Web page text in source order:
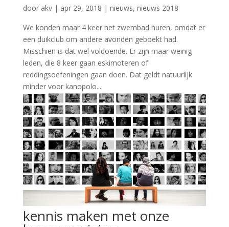
door akv| apr 29, 2018 | nieuws, nieuws 2018
We konden maar 4 keer het zwembad huren, omdat er
een duikclub om andere avonden geboekt had.
Misschien is dat wel voldoende. Er zijn maar weinig
leden, die 8 keer gaan eskimoteren of
reddingsoefeningen gaan doen. Dat geldt natuurlijk
minder voor kanopolo....
kennis maken met onze